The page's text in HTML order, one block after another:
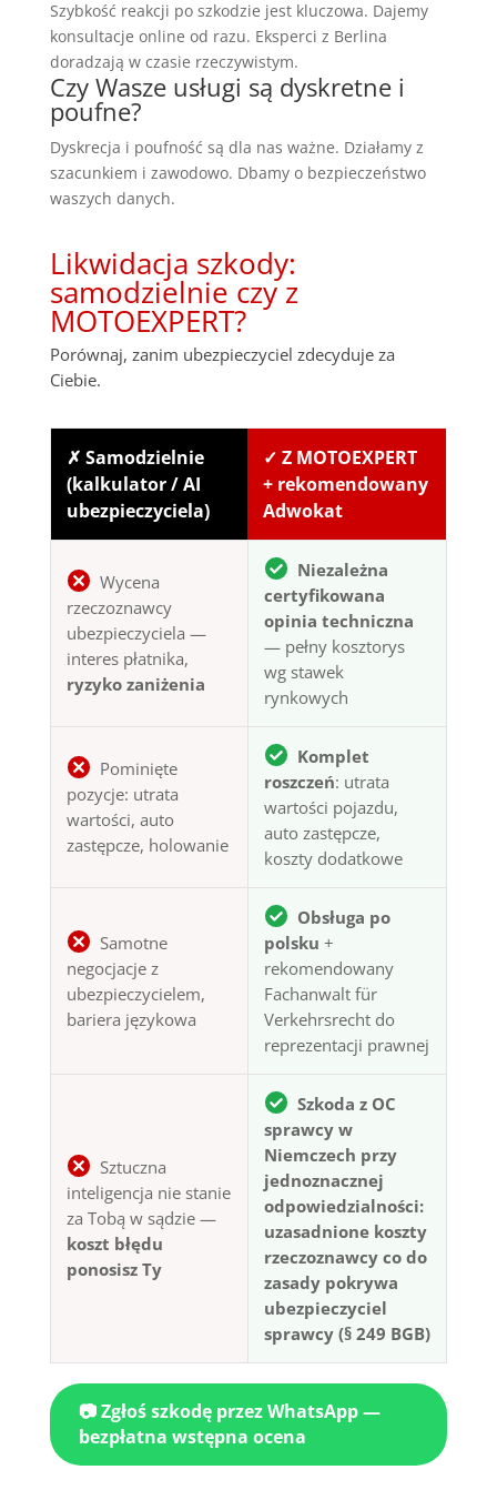
Szybkość reakcji po szkodzie jest kluczowa. Dajemy
konsultacje online od razu. Eksperci z Berlina
doradzają w czasie rzeczywistym.
Czy Wasze usługi są dyskretne i
poufne?
Dyskrecja i poufność są dla nas ważne. Działamy z
szacunkiem i zawodowo. Dbamy o bezpieczeństwo
waszych danych.
Likwidacja szkody:
samodzielnie czy z
MOTOEXPERT?
Porównaj, zanim ubezpieczyciel zdecyduje za
Ciebie.
✗ Samodzielnie
(kalkulator / AI
ubezpieczyciela)
✓ Z MOTOEXPERT
+ rekomendowany
Adwokat
Wycena
rzeczoznawcy
ubezpieczyciela —
interes płatnika,
ryzyko zaniżenia
Niezależna
certyfikowana
opinia techniczna
— pełny kosztorys
wg stawek
rynkowych
Pominięte
pozycje: utrata
wartości, auto
zastępcze, holowanie
Komplet
roszczeń: utrata
wartości pojazdu,
auto zastępcze,
koszty dodatkowe
Samotne
negocjacje z
ubezpieczycielem,
bariera językowa
Obsługa po
polsku +
rekomendowany
Fachanwalt für
Verkehrsrecht do
reprezentacji prawnej
Sztuczna
inteligencja nie stanie
za Tobą w sądzie —
koszt błędu
ponosisz Ty
Szkoda z OC
sprawcy w
Niemczech przy
jednoznacznej
odpowiedzialności:
uzasadnione koszty
rzeczoznawcy co do
zasady pokrywa
ubezpieczyciel
sprawcy (§ 249 BGB)
📷 Zgłoś szkodę przez WhatsApp —
bezpłatna wstępna ocena